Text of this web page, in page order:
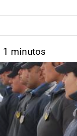
1 minutos